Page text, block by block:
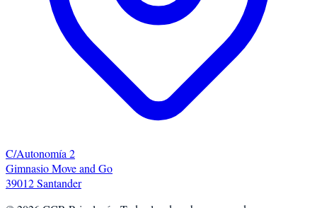
C/Autonomía 2
Gimnasio Move and Go
39012 Santander